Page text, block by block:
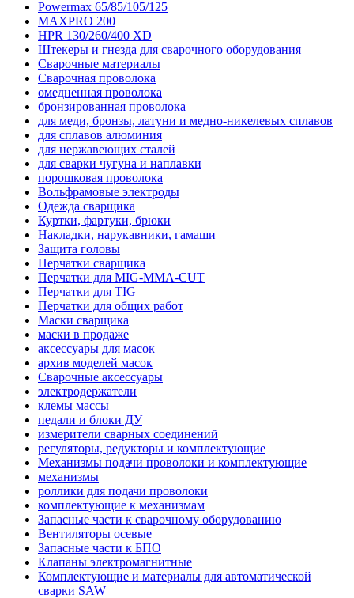
Powermax 65/85/105/125
MAXPRO 200
HPR 130/260/400 XD
Штекеры и гнезда для сварочного оборудования
Сварочные материалы
Сварочная проволока
омедненная проволока
бронзированная проволока
для меди, бронзы, латуни и медно-никелевых сплавов
для сплавов алюминия
для нержавеющих сталей
для сварки чугуна и наплавки
порошковая проволока
Вольфрамовые электроды
Одежда сварщика
Куртки, фартуки, брюки
Накладки, нарукавники, гамаши
Защита головы
Перчатки сварщика
Перчатки для MIG-MMA-CUT
Перчатки для TIG
Перчатки для общих работ
Маски сварщика
маски в продаже
аксессуары для масок
архив моделей масок
Сварочные аксессуары
электродержатели
клемы массы
педали и блоки ДУ
измерители сварных соединений
регуляторы, редукторы и комплектующие
Механизмы подачи проволоки и комплектующие
механизмы
роллики для подачи проволоки
комплектующие к механизмам
Запасные части к сварочному оборудованию
Вентиляторы осевые
Запасные части к БПО
Клапаны электромагнитные
Комплектующие и материалы для автоматической
сварки SAW